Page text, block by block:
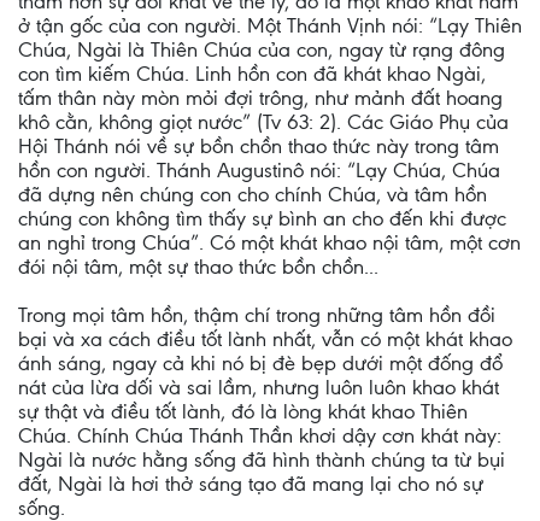
ở tận gốc của con người. Một Thánh Vịnh nói: “Lạy Thiên
Chúa, Ngài là Thiên Chúa của con, ngay từ rạng đông
con tìm kiếm Chúa. Linh hồn con đã khát khao Ngài,
tấm thân này mòn mỏi đợi trông, như mảnh đất hoang
khô cằn, không giọt nước” (Tv 63: 2). Các Giáo Phụ của
Hội Thánh nói về sự bồn chồn thao thức này trong tâm
hồn con người. Thánh Augustinô nói: “Lạy Chúa, Chúa
đã dựng nên chúng con cho chính Chúa, và tâm hồn
chúng con không tìm thấy sự bình an cho đến khi được
an nghỉ trong Chúa”. Có một khát khao nội tâm, một cơn
đói nội tâm, một sự thao thức bồn chồn...
Trong mọi tâm hồn, thậm chí trong những tâm hồn đồi
bại và xa cách điều tốt lành nhất, vẫn có một khát khao
ánh sáng, ngay cả khi nó bị đè bẹp dưới một đống đổ
nát của lừa dối và sai lầm, nhưng luôn luôn khao khát
sự thật và điều tốt lành, đó là lòng khát khao Thiên
Chúa. Chính Chúa Thánh Thần khơi dậy cơn khát này:
Ngài là nước hằng sống đã hình thành chúng ta từ bụi
đất, Ngài là hơi thở sáng tạo đã mang lại cho nó sự
sống.